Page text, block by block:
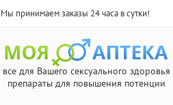
Мы принимаем заказы 24 часа в сутки!
все для Вашего сексуального здоровья
препараты для повышения потенции